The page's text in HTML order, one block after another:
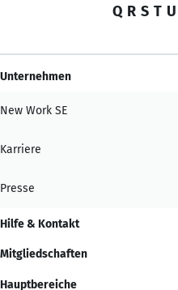
Q R S T U
Unternehmen
New Work SE
Karriere
Presse
Hilfe & Kontakt
Mitgliedschaften
Hauptbereiche